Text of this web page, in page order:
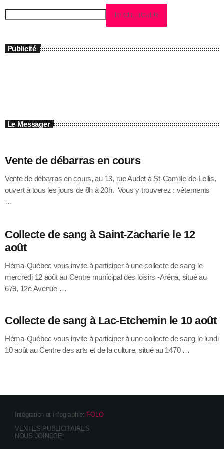
RECHERCHER
Publicité
Le Messager
Vente de débarras en cours
Vente de débarras en cours, au 13, rue Audet à St-Camille-de-Lellis,
ouvert à tous les jours de 8h à 20h. Vous y trouverez : vêtements
…
Collecte de sang à Saint-Zacharie le 12
août
Héma-Québec vous invite à participer à une collecte de sang le
mercredi 12 août au Centre municipal des loisirs -Aréna, situé au
679, 12e Avenue …
Collecte de sang à Lac-Etchemin le 10 août
Héma-Québec vous invite à participer à une collecte de sang le lundi
10 août au Centre des arts et de la culture, situé au 1470 …
Intégration et infographie: FOLO
VENTES PUBLICITAIRES
NOUS JOINDRE